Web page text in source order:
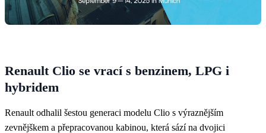
Renault Clio se vrací s benzinem, LPG i
hybridem
Renault odhalil šestou generaci modelu Clio s výraznějším
zevnějškem a přepracovanou kabinou, která sází na dvojici